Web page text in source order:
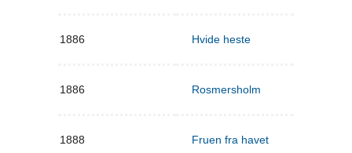
1886 Hvide heste
1886 Rosmersholm
1888 Fruen fra havet